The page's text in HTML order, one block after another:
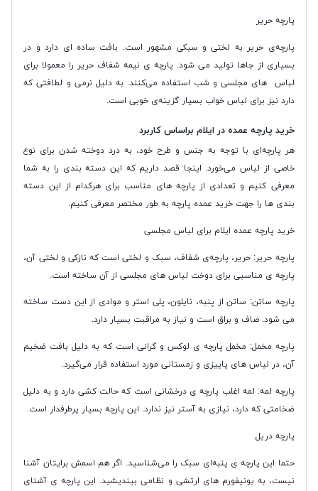
پارچه حریر
پارچه‌ی حریر به لختی و سبکی مشهور است. بافت ساده ‌ای دارد و در
بسیاری از جاها تولید می ‌شود. پارچه ‌ی نیمه شفاف حریر را معمولا برای
لباس ‌های مجلسی و شب استفاده می‌کنند. به دلیل نرمی و لطافتی که
دارد نیز برای لباس خواب بسیار گزینه‌ی خوبی‌ است.
خرید پارچه عمده در ایلام براساس کاربرد
هر پارچه‌ای با توجه به جنس و طرح خود، به درد دوخته شدن برای نوع
خاصی از لباس می‌خورد. اینجا قصد داریم که این دسته‌ بندی را به شما
معرفی کنیم و تعدادی از پارچه‌ های مناسب برای هرکدام از این دسته
‌بندی‌ ها را جهت خرید عمده پارچه به طور مختصر معرفی کنیم.
خرید پارچه عمده ایلام برای لباس مجلسی
پارچه حریر: حریر، پارچه‌ی شفاف، سبک و لختی است که نازکی و لختی آن،
پارچه ‌ی مناسبی برای دوخت لباس ‌های مجلسی از آن ساخته است.
پارچه ساتن: ساتن از پنبه، نایلون،‌ پلی ‌استر و موادی از این دست ساخته
می ‌شود. صاف و براق است و نیاز به مراقبت بسیار دارد.
پارچه مخمل: مخمل پارچه ‌ی لوکس و گرانی است که به دلیل بافت ضخیم
آن، در لباس ‌های پاییزی و زمستانی مورد استفاده قرار می‌گیرد.
پارچه لمه: لمه اغلب پارچه‌ ی درخشانی است که حالت کشی دارد و به دلیل
ضخامتی که دارد، نیازی به آستر نیز ندارد. این پارچه بسیار پرطرفدار است.
پارچه دریل
حتما این پارچه ‌ی پنبه‌ای سبک را می‌شناسید. اگر هم اسمش برایتان آشنا
نیست، به یونیفورم‌ های ارتشی و نظامی بیندیشید. این پارچه ‌ی آشنای